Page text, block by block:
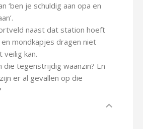
‘ben je schuldig aan opa en
naast dat station hoeft
mondkapjes dragen niet
kan.
die tegenstrijdig waanzin? En
er al gevallen op die